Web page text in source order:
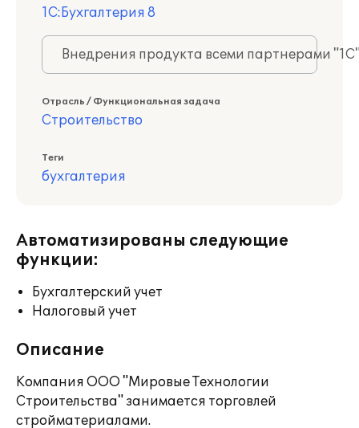
1С:Бухгалтерия 8
Внедрения продукта всеми партнерами
Отрасль / Функциональная задача
Строительство
Теги
бухгалтерия
Автоматизированы следующие
функции:
Бухгалтерский учет
Налоговый учет
Описание
Компания ООО "Мировые Технологии
Строительства" занимается торговлей
стройматериалами.